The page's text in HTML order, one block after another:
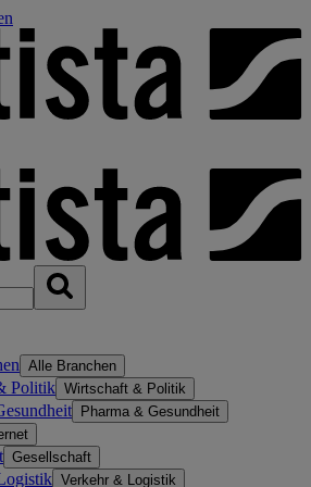
Alle Branchen
Politik Wirtschaft & Politik
Pharma & Gesundheit
Gesellschaft
Verkehr & Logistik